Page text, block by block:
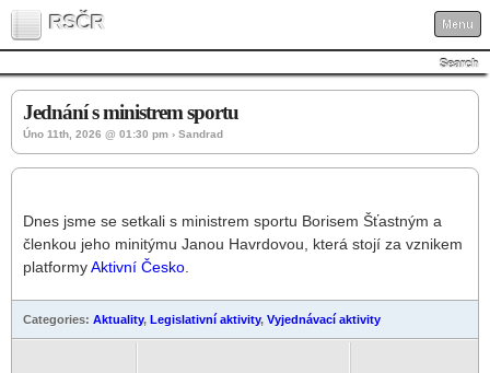
RSČR Menu
Search
Jednání s ministrem sportu
Úno 11th, 2026 @ 01:30 pm › Sandrad
Dnes jsme se setkali s ministrem sportu Borisem Šťastným a
členkou jeho minitýmu Janou Havrdovou, která stojí za vznikem
platformyAktivní Česko
Categories: Aktuality, Legislativní aktivity, Vyjednávací aktivity